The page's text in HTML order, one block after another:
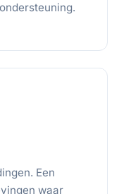
Een
waar